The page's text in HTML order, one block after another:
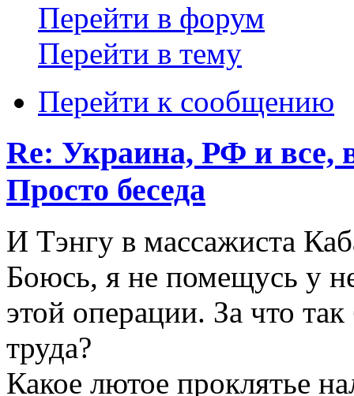
Перейти в форум
Перейти в тему
Перейти к сообщению
Re: Украина, РФ и все,
Просто беседа
И Тэнгу в массажиста
Боюсь, я не помещусь у
этой операции. За что
труда?
Какое лютое проклятье